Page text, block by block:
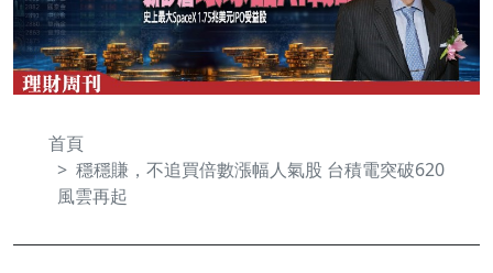
首頁
穩穩賺，不追買倍數漲幅人氣股 台積電突破620
風雲再起